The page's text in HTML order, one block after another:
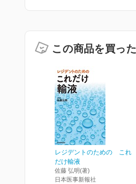
この商品を買っ
レジデントのための これ
だけ輸液
佐藤 弘明(著)
日本医事新報社